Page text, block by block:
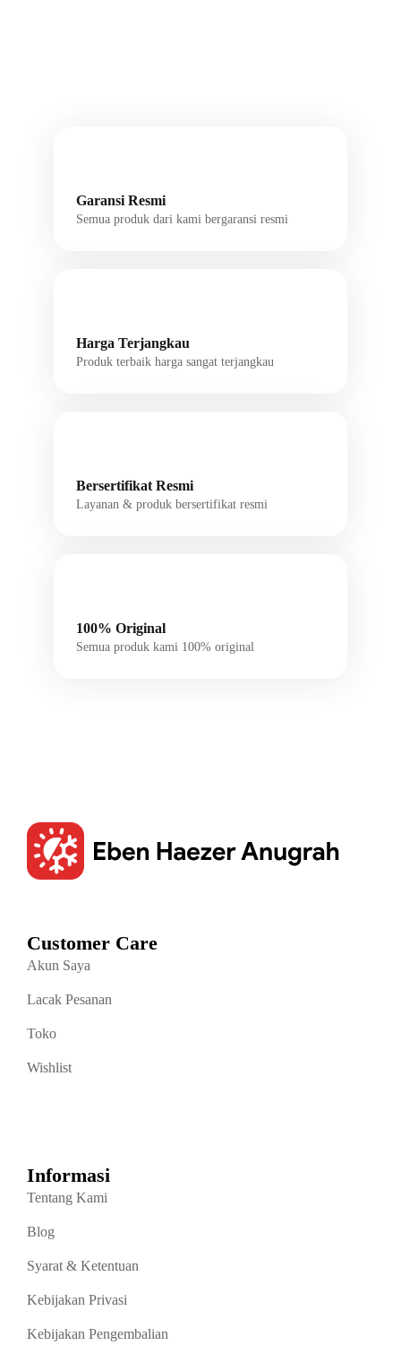
Garansi Resmi
Semua produk dari kami bergaransi resmi
Harga Terjangkau
Produk terbaik harga sangat terjangkau
Bersertifikat Resmi
Layanan & produk bersertifikat resmi
100% Original
Semua produk kami 100% original
Customer Care
Akun Saya
Lacak Pesanan
Toko
Wishlist
Informasi
Tentang Kami
Blog
Syarat & Ketentuan
Kebijakan Privasi
Kebijakan Pengembalian